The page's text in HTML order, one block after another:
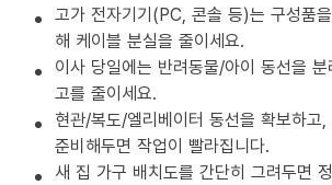
고가 전자기기(PC, 콘솔 등)는 구성품
해 케이블 분실을 줄이세요.
이사 당일에는 반려동물/아이 동선을
고를 줄이세요.
현관/복도/엘리베이터 동선을 확보하고
준비해두면 작업이 빨라집니다.
새 집 가구 배치도를 간단히 그려두면